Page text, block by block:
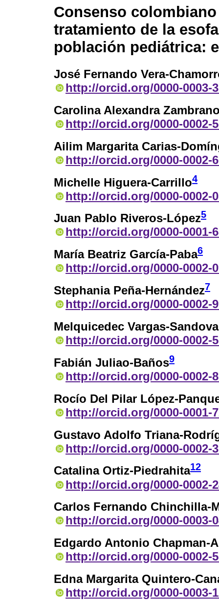
Consenso
tratamiento de la
población pediátrica:
José Fernando Vera-
http://orcid.org/0000-0003-
Carolina Alexandra
http://orcid.org/0000-0002-
Ailim Margarita Carias-
http://orcid.org/0000-0002-
Michelle Higuera-Carrillo4
http://orcid.org/0000-0002-
Juan Pablo Riveros-López5
http://orcid.org/0000-0001-
María Beatriz García-Paba6
http://orcid.org/0000-0002-
Stephania Peña-Hernández7
http://orcid.org/0000-0002-
Melquicedec Vargas-
http://orcid.org/0000-0002-
Fabián Juliao-Baños9
http://orcid.org/0000-0002-
Rocío Del Pilar López-
http://orcid.org/0000-0001-
Gustavo Adolfo Triana-
http://orcid.org/0000-0002-
Catalina Ortiz-Piedrahita12
http://orcid.org/0000-0002-
Carlos Fernando Chinchilla-
http://orcid.org/0000-0003-
Edgardo Antonio Chapman-
http://orcid.org/0000-0002-
Edna Margarita Quintero-
http://orcid.org/0000-0003-